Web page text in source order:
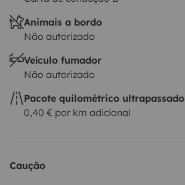
Animais a bordo
Não autorizado
Veículo fumador
Não autorizado
Pacote quilométrico ultrapassado
0,40 € por km adicional
Caução